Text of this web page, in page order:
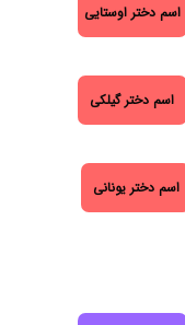
اسم دختر اوستایی
اسم دختر گیلکی
اسم دختر یونانی